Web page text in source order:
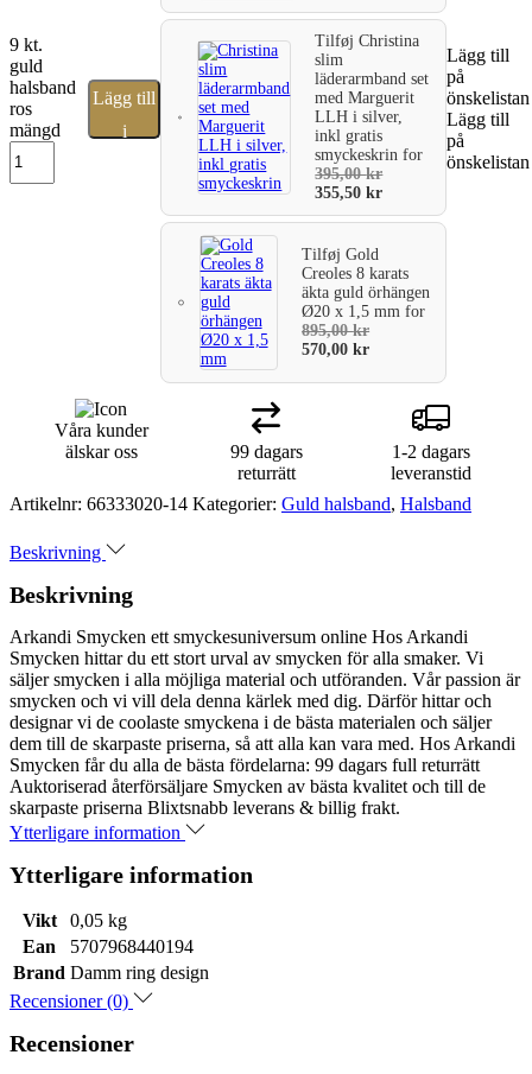
9 kt.
guld
halsband
ros
mängd
Lägg till
i
TilføjChristina
slim
läderarmband set
med Marguerit
LLH i silver,
inkl gratis
smyckeskrinfor
395,00kr
355,50kr
TilføjGold
Creoles 8 karats
äkta guld örhängen
Ø20 x 1,5 mmfor
895,00kr
570,00kr
Lägg till
på
önskelistan
Lägg till
på
önskelistan
Våra kunder
älskar oss
99 dagars
returrätt
1-2 dagars
leveranstid
Artikelnr: 66333020-14 Kategorier: Guld halsband, Halsband
Beskrivning
Beskrivning
Arkandi Smycken ett smyckesuniversum online Hos Arkandi
Smycken hittar du ett stort urval av smycken för alla smaker. Vi
säljer smycken i alla möjliga material och utföranden. Vår passion är
smycken och vi vill dela denna kärlek med dig. Därför hittar och
designar vi de coolaste smyckena i de bästa materialen och säljer
dem till de skarpaste priserna, så att alla kan vara med. Hos Arkandi
Smycken får du alla de bästa fördelarna: 99 dagars full returrätt
Auktoriserad återförsäljare Smycken av bästa kvalitet och till de
skarpaste priserna Blixtsnabb leverans & billig frakt.
Ytterligare information
Ytterligare information
Vikt
0,05 kg
Ean
5707968440194
Brand Damm ring design
Recensioner (0)
Recensioner